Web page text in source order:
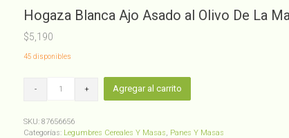
Hogaza Blanca Ajo Asado al Olivo De La
$5,190
45 disponibles
Asado
al
Agregar al carrito
SKU:87656656
Categorías: Legumbres Cereales Y Masas Panes Y Masas